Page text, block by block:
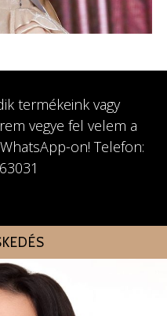
termékeink vagy
vegye fel velem a
on! Telefon: